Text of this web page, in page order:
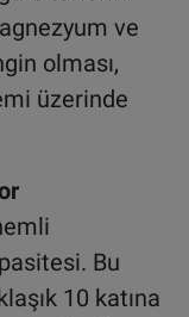
ve
olması,
üzerinde
Bu
10 katına